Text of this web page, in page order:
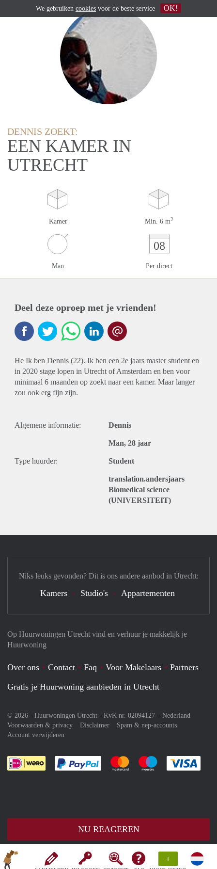
+
DENNIS ZOEKT:
EEN KAMER IN
UTRECHT
Kamer Min. 6 m2
Man
08
Per direct
Deel deze oproep met je vrienden!
He Ik ben Dennis (22). Ik ben een 2e jaars master student en
in 2020 stage lopen in Utrecht of Amsterdam en ben voor
minimaal 6 maanden op zoekt naar een kamer. Maar langer
zou ook erg fijn zijn.
Algemene informatie: Dennis
Man, 28 jaar
Type huurder: Student
translation.andersjaars
Biomedical science
(UNIVERSITEIT)
NU REAGEREN
Op Huurwoningen Utrecht vind en verhuur je makkelijk je
Huurwoning
Over ons Contact Faq Voor Makelaars
Partners
Gratis je Huurwoning aanbieden in Utrecht
© 2026 - Huurwoningen Utrecht - KvK nr. 02094127 – Nederland
Voorwaarden & privacy
Disclaimer
Spam & nep-accounts
Account verwijderen
Je rekent gemakkelijk af met Paypal
Je rekent gemakkelijk af met
Je rekent
Niks leuks gevonden? Dit is ons andere aanbod in Utrecht:
Kamers Studio's Appartementen
We gebruiken cookies voor de beste service OK!